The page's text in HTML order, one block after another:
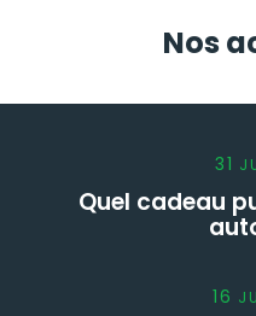
Nos
31
Quel cadeau
16